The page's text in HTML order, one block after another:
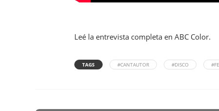
Leé la entrevista completa en ABC Color.
TAGS #CANTAUTOR #DISCO